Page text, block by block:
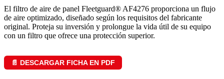
El filtro de aire de panel Fleetguard® AF4276 proporciona un flujo
de aire optimizado, diseñado según los requisitos del fabricante
original. Proteja su inversión y prolongue la vida útil de su equipo
con un filtro que ofrece una protección superior.
📄 DESCARGAR FICHA EN PDF